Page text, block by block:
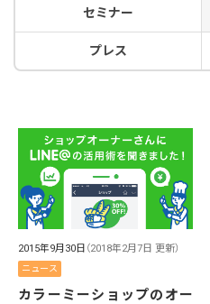
セミナー
プレス
2015年9月30日 （2018年2月7日 更新）
ニュース
カラーミーショップのオー